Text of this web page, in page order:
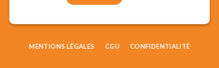
MENTIONS LÉGALES CGU CONFIDENTIALITÉ